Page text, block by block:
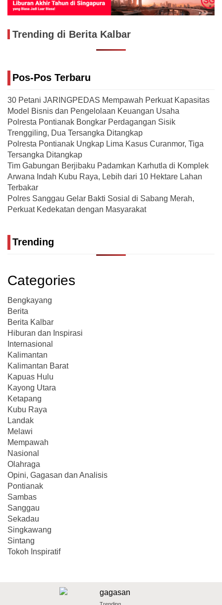
Trending di Berita Kalbar
Pos-Pos Terbaru
30 Petani JARINGPEDAS Mempawah Perkuat Kapasitas
Model Bisnis dan Pengelolaan Keuangan Usaha
Polresta Pontianak Bongkar Perdagangan Sisik
Trenggiling, Dua Tersangka Ditangkap
Polresta Pontianak Ungkap Lima Kasus Curanmor, Tiga
Tersangka Ditangkap
Tim Gabungan Berjibaku Padamkan Karhutla di Komplek
Arwana Indah Kubu Raya, Lebih dari 10 Hektare Lahan
Terbakar
Polres Sanggau Gelar Bakti Sosial di Sabang Merah,
Perkuat Kedekatan dengan Masyarakat
Trending
Categories
Bengkayang
Berita
Berita Kalbar
Hiburan dan Inspirasi
Internasional
Kalimantan
Kalimantan Barat
Kapuas Hulu
Kayong Utara
Ketapang
Kubu Raya
Landak
Melawi
Mempawah
Nasional
Olahraga
Opini, Gagasan dan Analisis
Pontianak
Sambas
Sanggau
Sekadau
Singkawang
Sintang
Tokoh Inspiratif
Trending